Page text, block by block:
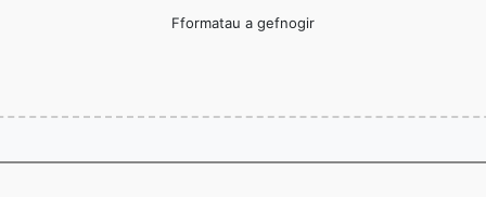
Fformatau a gefnogir